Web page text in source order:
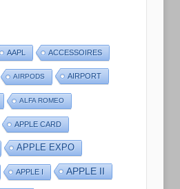
AAPL ACCESSOIRES
AIRPODS AIRPORT
ALFA ROMEO
APPLE CARD
APPLE EXPO
APPLE I APPLE II